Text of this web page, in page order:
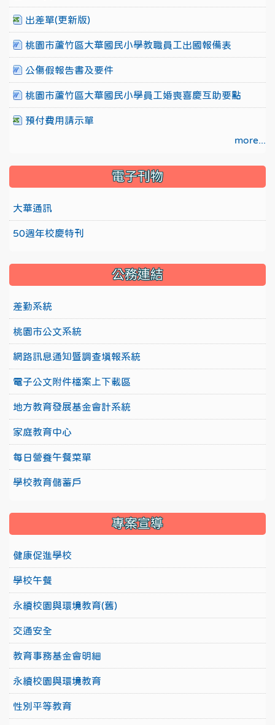
出差單(更新版)
桃園市蘆竹區大華國民小學教職員工出國報備表
公傷假報告書及要件
桃園市蘆竹區大華國民小學員工婚喪喜慶互助要點
預付費用請示單
more...
電子刊物
大華通訊
50週年校慶特刊
公務連結
差勤系統
桃園市公文系統
網路訊息通知暨調查填報系統
電子公文附件檔案上下載區
地方教育發展基金會計系統
家庭教育中心
每日營養午餐菜單
學校教育儲蓄戶
專案宣導
健康促進學校
學校午餐
永續校園與環境教育(舊)
交通安全
教育事務基金會明細
永續校園與環境教育
性別平等教育